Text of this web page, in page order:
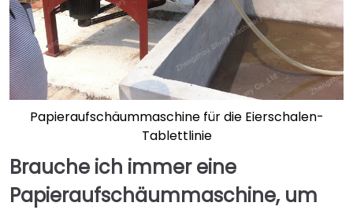
Papieraufschäummaschine für die Eierschalen-
Tablettlinie
Brauche ich immer eine
Papieraufschäummaschine, um